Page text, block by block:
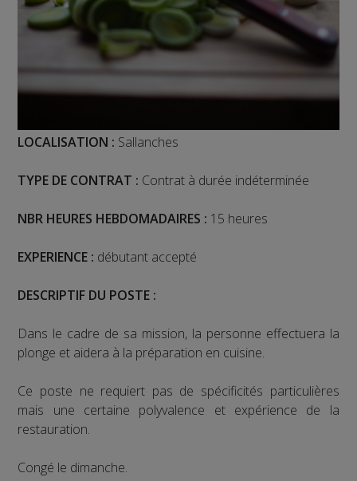
LOCALISATION : Sallanches
TYPE DE CONTRAT : Contrat à durée indéterminée
NBR HEURES HEBDOMADAIRES : 15 heures
EXPERIENCE : débutant accepté
DESCRIPTIF DU POSTE :
Dans le cadre de sa mission, la personne effectuera la
plonge et aidera à la préparation en cuisine.
Ce poste ne requiert pas de spécificités particulières
mais une certaine polyvalence et expérience de la
restauration.
Congé le dimanche.